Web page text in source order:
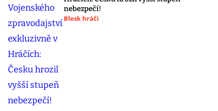
nebezpečí!
Blesk hráči